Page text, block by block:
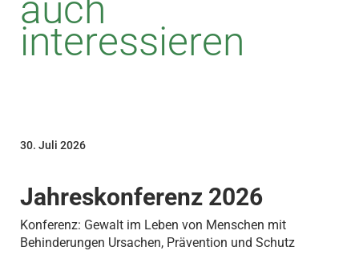
auch
interessieren
Jahreskonferenz 2026
30. Juli 2026
Konferenz: Gewalt im Leben von Menschen mit
Behinderungen Ursachen, Prävention und Schutz